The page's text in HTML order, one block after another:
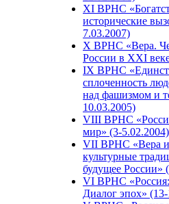
XI ВРНС
исторические
7.03.2007)
X ВРНС «Вера.
России в XXI
IX ВРНС
сплоченность
над фашизмом и
10.03.2005)
VIII ВРНС
мир» (3-5.02.2004)
VII ВРНС «Вера и
культурные
будущее России»
VI ВРНС «Россия:
Диалог эпох»